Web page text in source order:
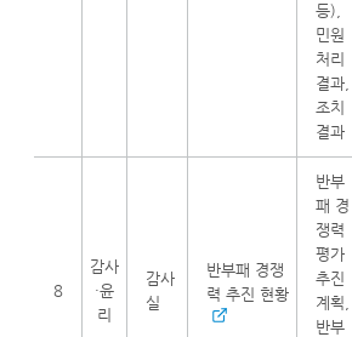
등),
민원
처리
결과,
조치
결과
8
감사
·윤
리
감사
실
반부패 경쟁
력 추진 현황
반부
패 경
쟁력
평가
추진
계획,
반부